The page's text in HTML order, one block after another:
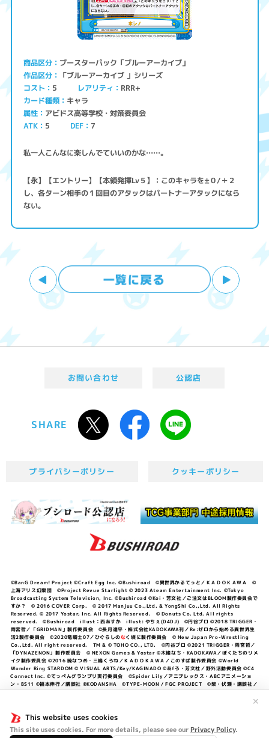
This website uses cookies
This site uses cookies. For more details, please see our Privacy Policy.
✕
商品区分 ブースターパック「ブルーアーカイブ」
作品区分 「ブルーアーカイブ 」シリーズ
コスト 5 レアリティ RRR+
カード種類 キャラ
属性 アビドス高等学校・対策委員会
ATK 5 DEF 7
私一人こんなに楽しんでていいのかな……。
【永】【エントリー】【本領発揮Lv５】：このキャラを±０/＋２
し、各ターン相手の１回目のアタックはパートナーアタックになら
ない。
お問い合わせ 公認店
SHARE
プライバシーポリシー クッキーポリシー
©BanG Dream! Project ©Craft Egg Inc. ©Bushiroad ©異世界かるてっと／ＫＡＤＯＫＡＷＡ ©
上海アリス幻樂団 ©Project Revue Starlight © 2023 Ateam Entertainment Inc. ©Tokyo
Broadcasting System Television, Inc. ©Bushiroad ©Koi・芳文社／ご注文はBLOOM製作委員会で
すか？ © 2016 COVER Corp. © 2017 Manjuu Co.,Ltd. & YongShi Co.,Ltd. All Rights
Reserved. © 2017 Yostar, Inc. All Rights Reserved. © Donuts Co. Ltd. All rights
reserved. ©Bushiroad illust：西あすか illust: やちぇ(D4DJ) ©円谷プロ ©2018 TRIGGER・
雨宮哲／「GRIDMAN」製作委員会 ©長月達平・株式会社KADOKAWA刊／Re:ゼロから始める異世界生
活2製作委員会 ©2020竜騎士07／ひぐらしのなく頃に製作委員会 © New Japan Pro-Wrestling
Co.,Ltd. All right reserved. TM & © TOHO CO., LTD. ©円谷プロ ©2021 TRIGGER・雨宮哲／
「DYNAZENON」製作委員会 © NEXON Games & Yostar ©木緒なち・KADOKAWA／ぼくたちのリメ
イク製作委員会 ©2016 暁なつめ・三嶋くろね／ＫＡＤＯＫＡＷＡ／このすば製作委員会 ©World
Wonder Ring STARDOM © VISUAL ARTS/Key/KAGINADO ©あfろ・芳文社／野外活動委員会 ©C4
Connect Inc. ©てっぺんグランプリ実行委員会 ©Spider Lily／アニプレックス・ABCアニメーショ
ン・BS11 ©福本伸行／講談社 ®KODANSHA ©TYPE-MOON / FGC PROJECT ©柴・伏瀬・講談社／
©中村力斗・野澤ゆき子／集英社・君のことが大大大大大好きな製作委員会 ©IIS-P／ぽんのみち製作委
員会 ©円谷プロ ©2023 TRIGGER・雨宮哲／「劇場版グリッドマンユニバース」製作委員会 © NEXON
Games／アビドス商店街 ©プロジェクトラブライブ！蓮ノ空女学院スクールアイドルクラブ ©「勇気爆